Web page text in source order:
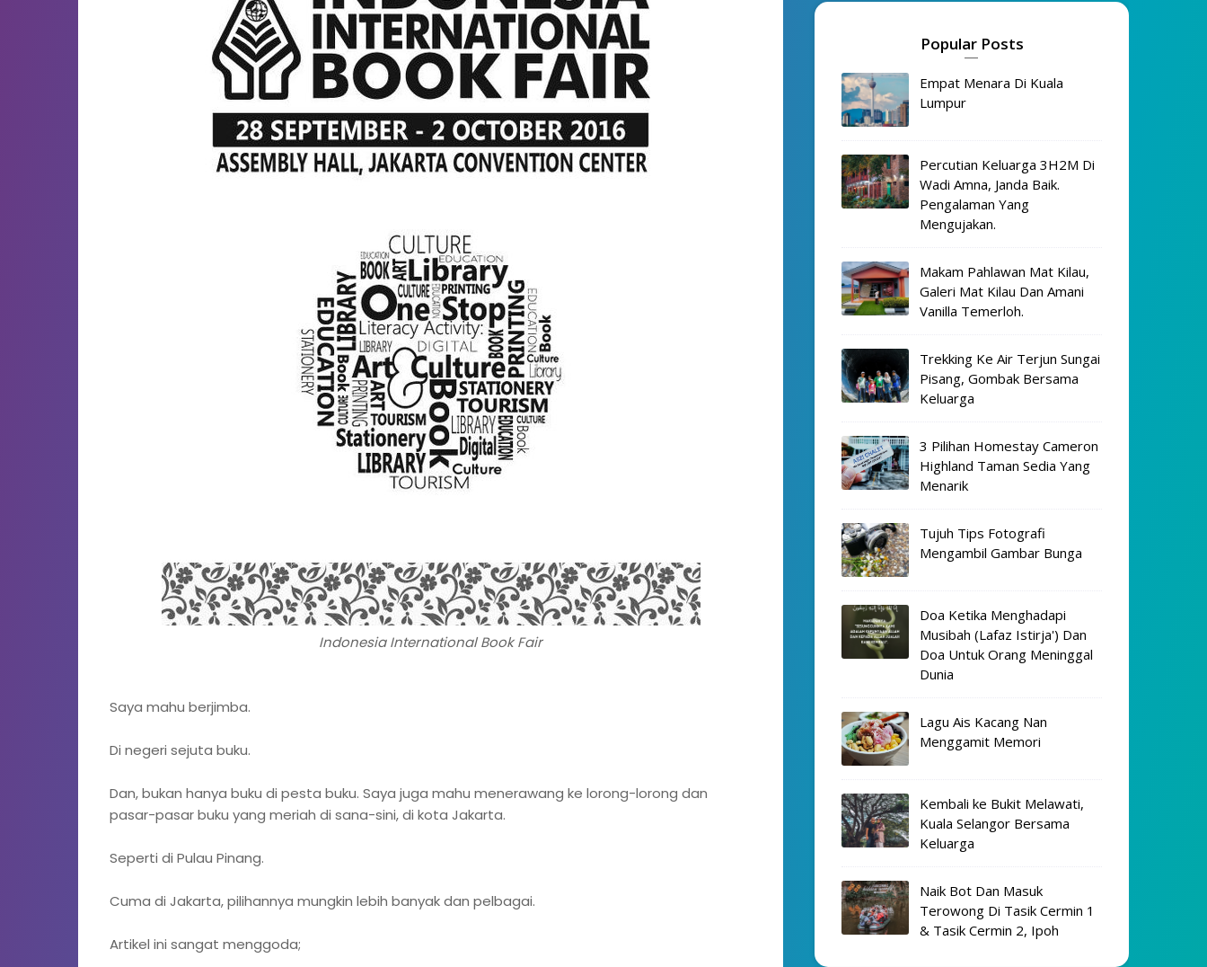
Indonesia International Book Fair
Saya mahu berjimba.
Di negeri sejuta buku.
Dan, bukan hanya buku di pesta buku. Saya juga mahu menerawang ke lorong-lorong dan
pasar-pasar buku yang meriah di sana-sini, di kota Jakarta.
Seperti di Pulau Pinang.
Cuma di Jakarta, pilihannya mungkin lebih banyak dan pelbagai.
Artikel ini sangat menggoda;
Popular Posts
Empat Menara Di Kuala
Lumpur
Percutian Keluarga 3H2M Di
Wadi Amna, Janda Baik.
Pengalaman Yang
Mengujakan.
Makam Pahlawan Mat Kilau,
Galeri Mat Kilau Dan Amani
Vanilla Temerloh.
Trekking Ke Air Terjun Sungai
Pisang, Gombak Bersama
Keluarga
3 Pilihan Homestay Cameron
Highland Taman Sedia Yang
Menarik
Tujuh Tips Fotografi
Mengambil Gambar Bunga
Doa Ketika Menghadapi
Musibah (Lafaz Istirja') Dan
Doa Untuk Orang Meninggal
Dunia
Lagu Ais Kacang Nan
Menggamit Memori
Kembali ke Bukit Melawati,
Kuala Selangor Bersama
Keluarga
Naik Bot Dan Masuk
Terowong Di Tasik Cermin 1
& Tasik Cermin 2, Ipoh